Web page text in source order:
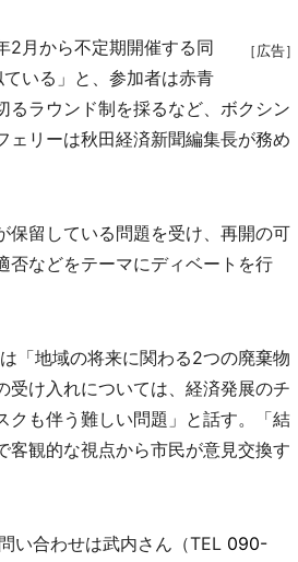
［広告］
2月から不定期開催する同
いる」と、参加者は赤青
ラウンド制を採るなど、ボクシン
ェリーは秋田経済新聞編集長が務め
留している問題を受け、再開の可
否などをテーマにディベートを行
「地域の将来に関わる2つの廃棄物
け入れについては、経済発展のチ
クも伴う難しい問題」と話す。「結
観的な視点から市民が意見交換す
い合わせは武内さん（TEL 090-